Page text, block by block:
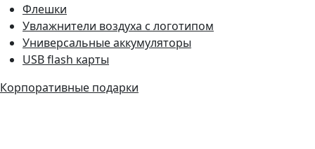
Флешки
Увлажнители воздуха с логотипом
Универсальные аккумуляторы
USB flash карты
Корпоративные подарки